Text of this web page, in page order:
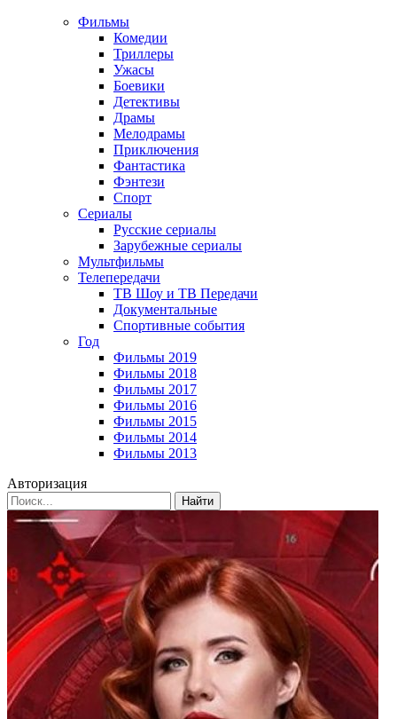
Фильмы
Комедии
Триллеры
Ужасы
Боевики
Детективы
Драмы
Мелодрамы
Приключения
Фантастика
Фэнтези
Спорт
Сериалы
Русские сериалы
Зарубежные сериалы
Мультфильмы
Телепередачи
ТВ Шоу и ТВ Передачи
Документальные
Спортивные события
Год
Фильмы 2019
Фильмы 2018
Фильмы 2017
Фильмы 2016
Фильмы 2015
Фильмы 2014
Фильмы 2013
Авторизация
Найти